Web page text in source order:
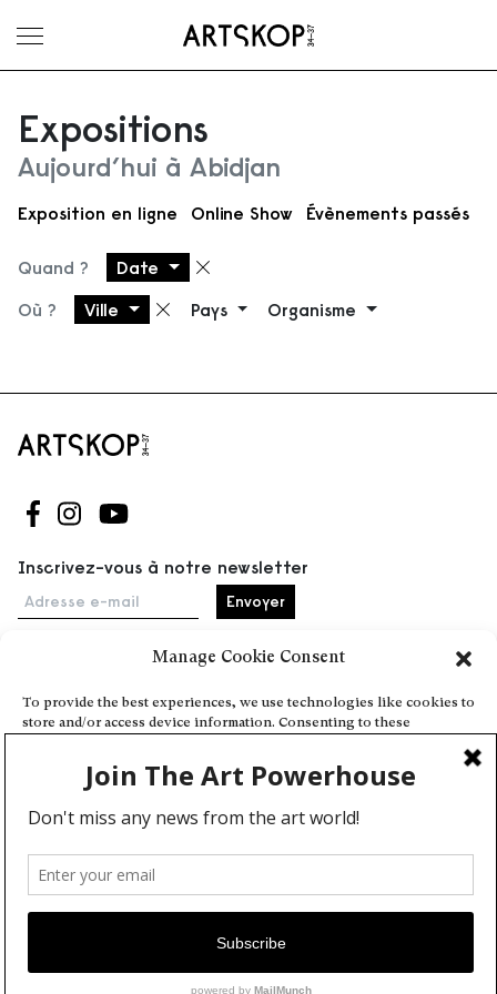
Manage Cookie Consent
To provide the best experiences, we use technologies like cookies to
store and/or access device information. Consenting to these
or unique IDs on this site. Not consenting or withdrawing consent,
may adversely affect certain features and functions.
Deny
View preferences
Ouvrir le menu
Expositions
Aujourd’hui à Abidjan
Exposition en ligne Online Show Évènements passés
Quand ? Date Supprimer le filtre
Où ? Ville Supprimer le filtre
Pays Organisme
Suivez-nous sur Facebook
Suivez-nous sur Instagram
Suivez-nous sur Youtube
Inscrivez-vous à notre newsletter
Adresse e-mail
Accueil
Événements
À propos
Partenaires
Contact
Conditions générales
Confidentialité et cookies
Communiquer votre événement